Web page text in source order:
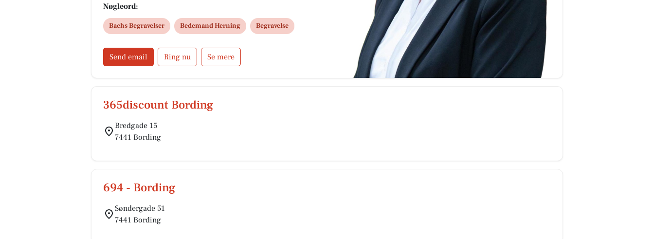
Bachs Begravelser kører i Herning og omegn og tager hånd
om alt det praktiske i en svær tid.
Nøgleord:
Bachs Begravelser Bedemand Herning Begravelse
Send email Ring nu Se mere
365discount Bording
Bredgade 15
7441 Bording
694 - Bording
Søndergade 51
7441 Bording